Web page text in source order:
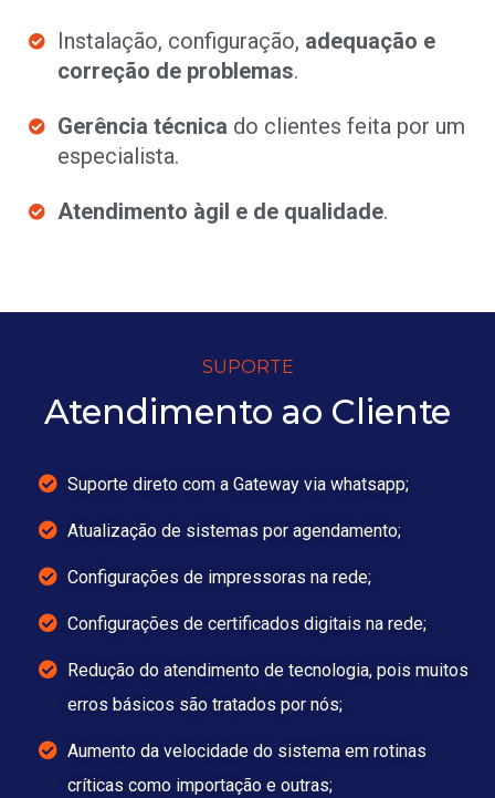
Instalação, configuração, adequação e
correção de problemas.
Gerência técnica do clientes feita por um
especialista.
Atendimento àgil e de qualidade.
SUPORTE
Atendimento ao Cliente
Suporte direto com a Gateway via whatsapp;
Atualização de sistemas por agendamento;
Configurações de impressoras na rede;
Configurações de certificados digitais na rede;
Redução do atendimento de tecnologia, pois muitos
erros básicos são tratados por nós;
Aumento da velocidade do sistema em rotinas
críticas como importação e outras;